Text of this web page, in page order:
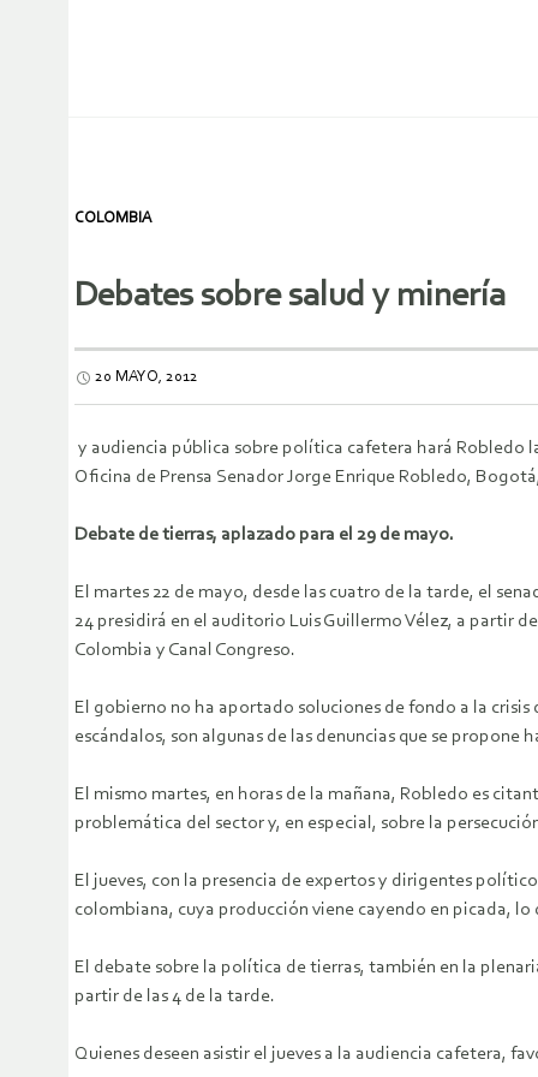
COLOMBIA
Debates sobre salud y minería
20 MAYO, 2012
y audiencia pública sobre política cafetera hará Robledo
Oficina de Prensa Senador Jorge Enrique Robledo,
Debate de tierras, aplazado para el 29 de mayo.
El martes 22 de mayo, desde las cuatro de la tarde, el
24 presidirá en el auditorio Luis Guillermo Vélez, a partir
Colombia y Canal Congreso.
El gobierno no ha aportado soluciones de fondo a la
escándalos, son algunas de las denuncias que se
El mismo martes, en horas de la mañana, Robledo es
problemática del sector y, en especial, sobre la
El jueves, con la presencia de expertos y dirigentes
colombiana, cuya producción viene cayendo en picada,
El debate sobre la política de tierras, también en la
partir de las 4 de la tarde.
Quienes deseen asistir el jueves a la audiencia cafetera,